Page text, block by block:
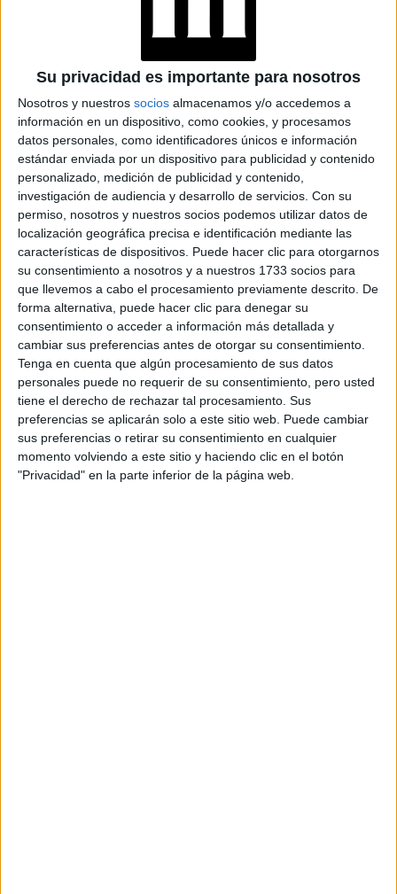
Su privacidad es importante para nosotros
Nosotros y nuestros socios almacenamos y/o accedemos a
información en un dispositivo, como cookies, y procesamos
datos personales, como identificadores únicos e información
estándar enviada por un dispositivo para publicidad y contenido
personalizado, medición de publicidad y contenido,
investigación de audiencia y desarrollo de servicios. Con su
permiso, nosotros y nuestros socios podemos utilizar datos de
localización geográfica precisa e identificación mediante las
características de dispositivos. Puede hacer clic para otorgarnos
su consentimiento a nosotros y a nuestros 1733 socios para
que llevemos a cabo el procesamiento previamente descrito. De
forma alternativa, puede hacer clic para denegar su
consentimiento o acceder a información más detallada y
cambiar sus preferencias antes de otorgar su consentimiento.
Tenga en cuenta que algún procesamiento de sus datos
personales puede no requerir de su consentimiento, pero usted
tiene el derecho de rechazar tal procesamiento. Sus
preferencias se aplicarán solo a este sitio web. Puede cambiar
sus preferencias o retirar su consentimiento en cualquier
momento volviendo a este sitio y haciendo clic en el botón
"Privacidad" en la parte inferior de la página web.
protección del viento y el frio, sino unestilo con moda de
lujo.
Varias compañías del sector de lujo, comoLouis Vuitton
han incursionado en mundo de las mascotas, la firma
francesa es característica por lanzar hace varias décadas
los bolsos de mano para perros de tamaño pequeño.
GALERÍA DE IMÁGENES
Accedé a los beneficios para suscriptores
Contenidos exclusivos